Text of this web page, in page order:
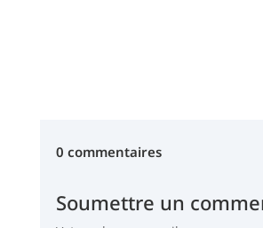
0 commentaires
Soumettre un